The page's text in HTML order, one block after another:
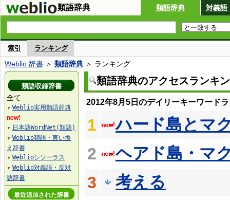
類語辞典 類語辞典 対義語
索引 ランキング
Weblio 辞書 ＞ 類語辞典 ＞ ランキング
類語辞典のアクセスランキ
2012年8月5日のデイリーキーワード
1
ハード島とマ
2
ヘアド島・マ
3
考える
類語収録辞書
全て
▼ Weblio実用類語辞典
new!
▼ 日本語WordNet(類語)
▼ Weblio類語・言い換
え辞書
▼ Weblioシソーラス
▼ Weblio対義語・反対
語辞書
最近追加された辞書